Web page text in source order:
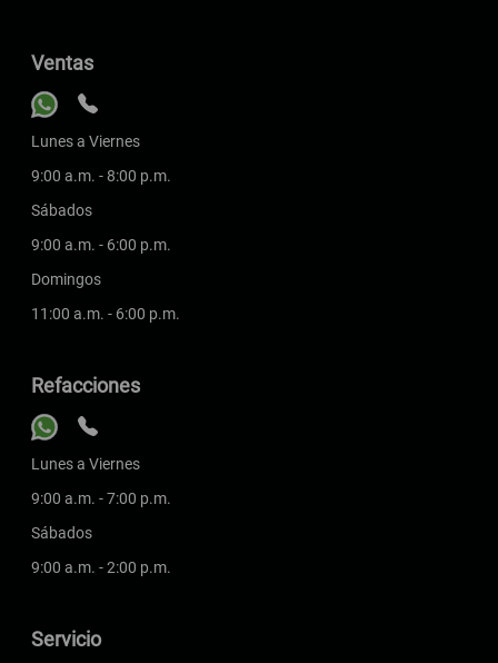
Ventas
Lunes a Viernes
9:00 a.m. - 8:00 p.m.
Sábados
9:00 a.m. - 6:00 p.m.
Domingos
11:00 a.m. - 6:00 p.m.
Refacciones
Lunes a Viernes
9:00 a.m. - 7:00 p.m.
Sábados
9:00 a.m. - 2:00 p.m.
Servicio